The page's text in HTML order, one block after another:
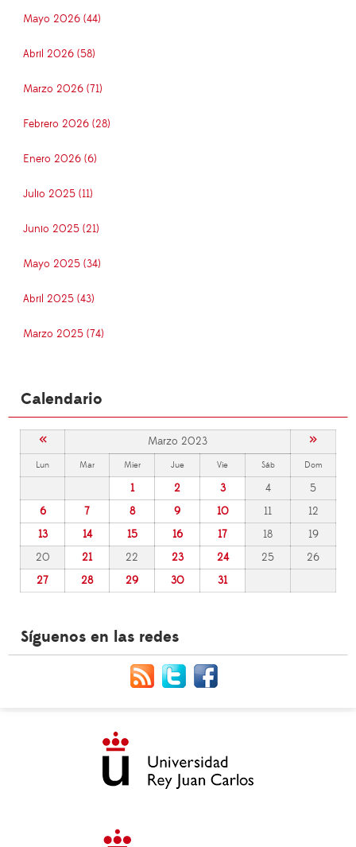
Mayo 2026 (44)
Abril 2026 (58)
Marzo 2026 (71)
Febrero 2026 (28)
Enero 2026 (6)
Julio 2025 (11)
Junio 2025 (21)
Mayo 2025 (34)
Abril 2025 (43)
Marzo 2025 (74)
Calendario
« Marzo 2023 »
Lun Mar Mier Jue Vie Sáb Dom
1 2 3 4
5
6
7 8 9 10 11
12
13
14 15 16 17 18
19
20
21 22 23 24 25
26
27
28 29 30 31
Síguenos en las redes